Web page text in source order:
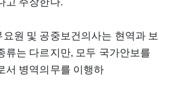
고 주장한다.
원 및 공중보건의사는 현역과 보
류는 다르지만, 모두 국가안보를
서 병역의무를 이행하